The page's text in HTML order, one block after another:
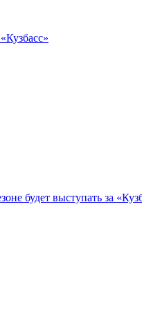
будет выступать за